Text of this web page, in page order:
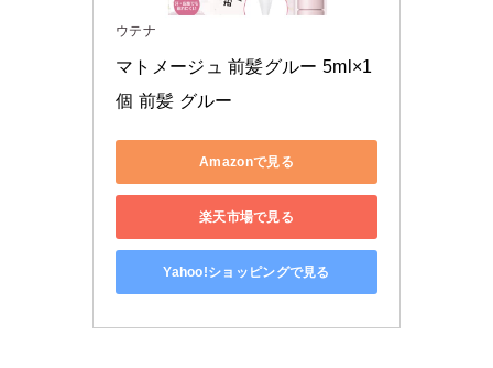
ウテナ
マトメージュ 前髪グルー 5ml×1
個 前髪 グルー
Amazonで見る
楽天市場で見る
Yahoo!ショッピングで見る